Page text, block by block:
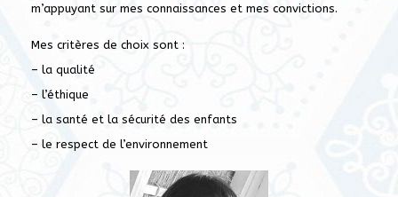
m’appuyant sur mes connaissances et mes convictions.
Mes critères de choix sont :
– la qualité
– l’éthique
– la santé et la sécurité des enfants
– le respect de l’environnement